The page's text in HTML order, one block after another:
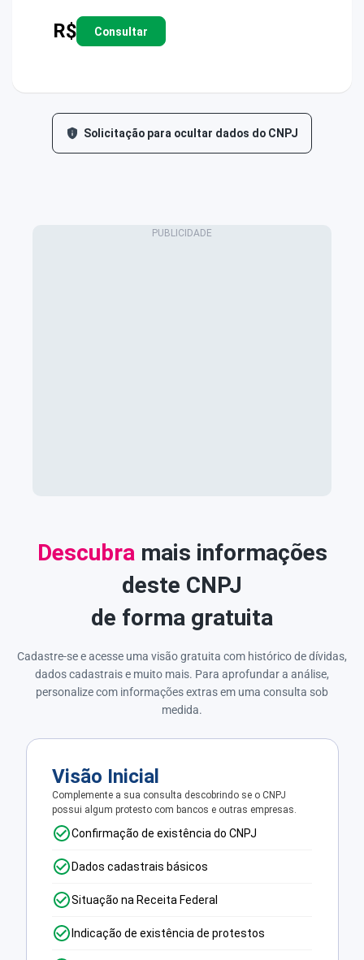
R$ Consultar
Solicitação para ocultar dados do CNPJ
Descubramais informações
deste CNPJ
de forma gratuita
Cadastre-se e acesse uma visão gratuita com histórico de dívidas,
dados cadastrais e muito mais. Para aprofundar a análise,
personalize com informações extras em uma consulta sob
medida.
Visão Inicial
Complemente a sua consulta descobrindo se o CNPJ
possui algum protesto com bancos e outras empresas.
Confirmação de existência do CNPJ
Dados cadastrais básicos
Situação na Receita Federal
Indicação de existência de protestos